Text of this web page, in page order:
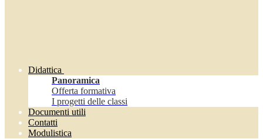
Didattica
Panoramica
Offerta formativa
I progetti delle classi
Documenti utili
Contatti
Modulistica